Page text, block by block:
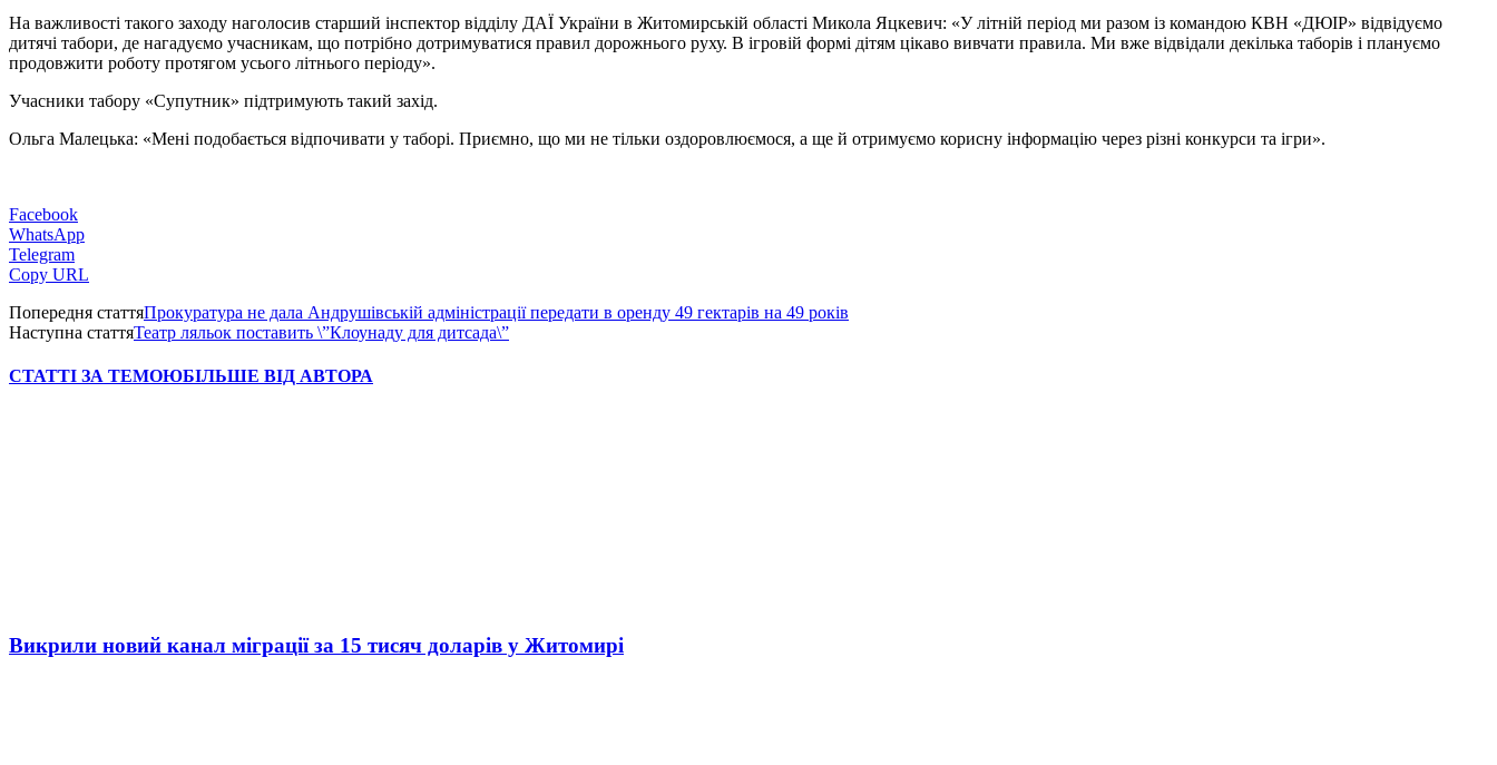
На важливості такого заходу наголосив старший інспектор відділу ДАЇ України в Житомирській області Микола Яцкевич: «У літній період ми разом із командою КВН «ДЮІР» відвідуємо
дитячі табори, де нагадуємо учасникам, що потрібно дотримуватися правил дорожнього руху. В ігровій формі дітям цікаво вивчати правила. Ми вже відвідали декілька таборів і плануємо
продовжити роботу протягом усього літнього періоду».
Учасники табору «Супутник» підтримують такий захід.
Ольга Малецька: «Мені подобається відпочивати у таборі. Приємно, що ми не тільки оздоровлюємося, а ще й отримуємо корисну інформацію через різні конкурси та ігри».
Facebook
WhatsApp
Telegram
Copy URL
Попередня статтяПрокуратура не дала Андрушівській адміністрації передати в оренду 49 гектарів на 49 років
Наступна статтяТеатр ляльок поставить \”Клоунаду для дитсада\”
СТАТТІ ЗА ТЕМОЮБІЛЬШЕ ВІД АВТОРА
Викрили новий канал міграції за 15 тисяч доларів у Житомирі